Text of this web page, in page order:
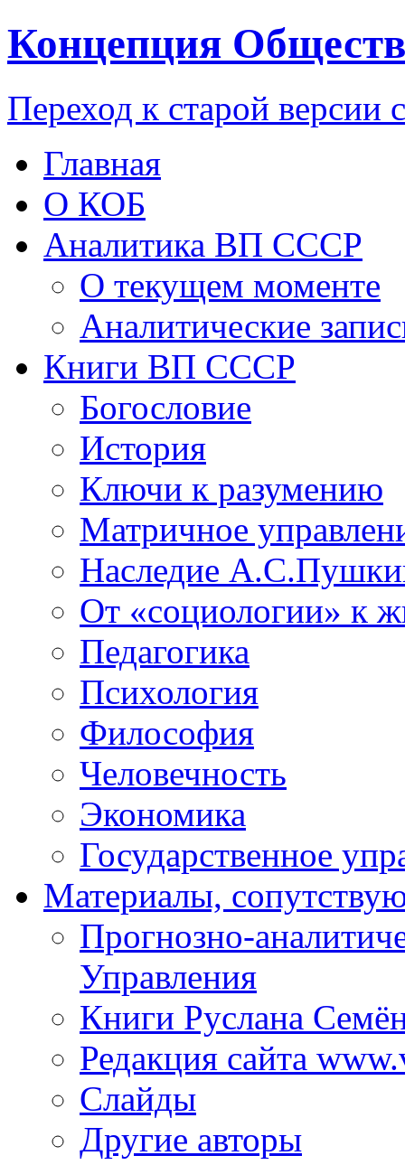
Концепция
Переход к старой версии
Главная
О КОБ
Аналитика ВП СССР
О текущем моменте
Аналитические
Книги ВП СССР
Богословие
История
Ключи к разумению
Матричное
Наследие
От «социологии» к
Педагогика
Психология
Философия
Человечность
Экономика
Государственное
Материалы,
Прогнозно-
Управления
Книги Руслана
Редакция сайта
Слайды
Другие авторы